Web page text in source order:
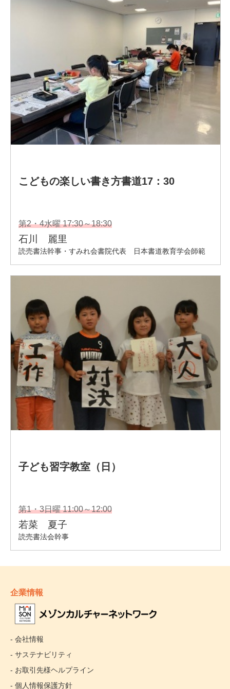
企業情報
- 会社情報
- サステナビリティ
- お取引先様ヘルプライン
- 個人情報保護方針